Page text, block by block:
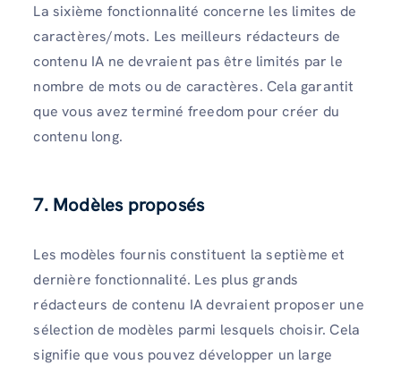
La sixième fonctionnalité concerne les limites de
caractères/mots. Les meilleurs rédacteurs de
contenu IA ne devraient pas être limités par le
nombre de mots ou de caractères. Cela garantit
que vous avez terminé freedom pour créer du
contenu long.
7. Modèles proposés
Les modèles fournis constituent la septième et
dernière fonctionnalité. Les plus grands
rédacteurs de contenu IA devraient proposer une
sélection de modèles parmi lesquels choisir. Cela
signifie que vous pouvez développer un large